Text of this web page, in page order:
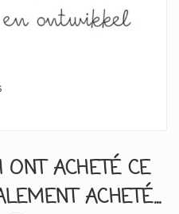
ACHETÉ CE
ACHETÉ...